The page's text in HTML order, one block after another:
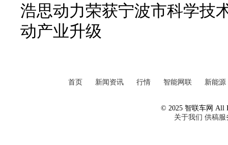
浩思动力荣获宁波市科学技
动产业升级
首页 新闻资讯 行情 智能网联 新能源
© 2025 智联车网 All
关于我们 供稿服